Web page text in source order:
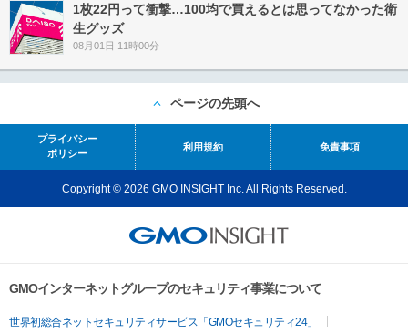
1枚22円って衝撃…100均で買えるとは思ってなかった衛
生グッズ
08月01日 11時00分
ページの先頭へ
プライバシー
ポリシー
利用規約 免責事項
Copyright © 2026 GMO INSIGHT Inc. All Rights Reserved.
GMOインターネットグループのセキュリティ事業について
世界初総合ネットセキュリティサービス「GMOセキュリティ24」